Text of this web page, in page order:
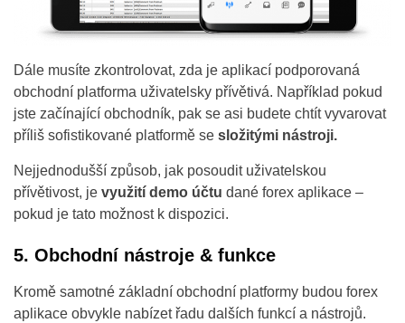
Dále musíte zkontrolovat, zda je aplikací podporovaná
obchodní platforma uživatelsky přívětivá. Například pokud
jste začínající obchodník, pak se asi budete chtít vyvarovat
příliš sofistikované platformě se složitými nástroji.
Nejjednodušší způsob, jak posoudit uživatelskou
přívětivost, je využití demo účtu dané forex aplikace –
pokud je tato možnost k dispozici.
5. Obchodní nástroje & funkce
Kromě samotné základní obchodní platformy budou forex
aplikace obvykle nabízet řadu dalších funkcí a nástrojů.